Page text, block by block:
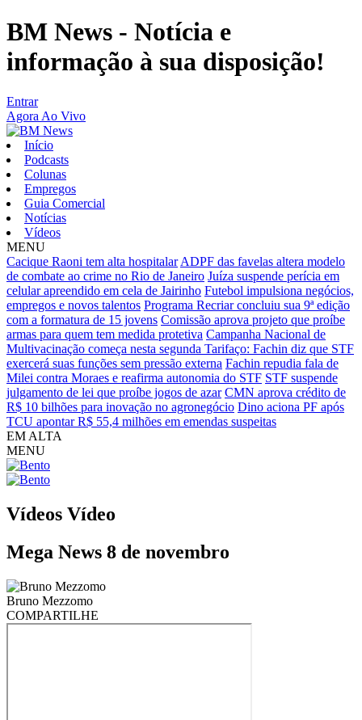
BM News - Notícia e
informação à sua disposição!
Entrar
Agora Ao Vivo
Início
Podcasts
Colunas
Empregos
Guia Comercial
Notícias
Vídeos
MENU
Cacique Raoni tem alta hospitalar ADPF das favelas altera modelo
de combate ao crime no Rio de Janeiro Juíza suspende perícia em
celular apreendido em cela de Jairinho Futebol impulsiona negócios,
empregos e novos talentos Programa Recriar concluiu sua 9ª edição
com a formatura de 15 jovens Comissão aprova projeto que proíbe
armas para quem tem medida protetiva Campanha Nacional de
Multivacinação começa nesta segunda Tarifaço: Fachin diz que STF
exercerá suas funções sem pressão externa Fachin repudia fala de
Milei contra Moraes e reafirma autonomia do STF STF suspende
julgamento de lei que proíbe jogos de azar CMN aprova crédito de
R$ 10 bilhões para inovação no agronegócio Dino aciona PF após
TCU apontar R$ 55,4 milhões em emendas suspeitas
EM ALTA
MENU
Vídeos Vídeo
Mega News 8 de novembro
Bruno Mezzomo
COMPARTILHE